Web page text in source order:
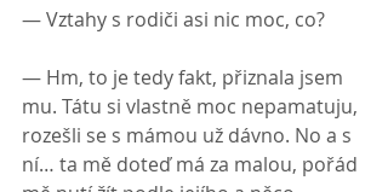
— Vztahy s rodiči asi nic moc, co?
— Hm, to je tedy fakt, přiznala jsem
mu. Tátu si vlastně moc nepamatuju,
rozešli se s mámou už dávno. No a s
ní… ta mě doteď má za malou, pořád